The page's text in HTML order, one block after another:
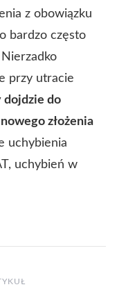
z obowiązku
bardzo często
Nierzadko
przy utracie
dojdzie do
złożenia
uchybienia
uchybień w